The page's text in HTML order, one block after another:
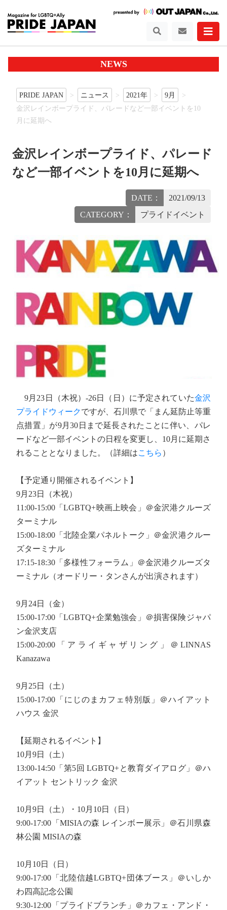
NEWS
PRIDE JAPAN ニュース 2021年
9月
金沢レインボープライド、パレードなど一部イベントを10
月に延期へ
金沢レインボープライド、パレード
など一部イベントを10月に延期へ
DATE：
2021/09/13
CATEGORY：
プライドイベント
9月23日（木祝）-26日（日）に予定されていた金沢
プライドウィークですが、石川県で「まん延防止等重
点措置」が9月30日まで延長されたことに伴い、パレ
ードなど一部イベントの日程を変更し、10月に延期さ
れることとなりました。（詳細はこちら ）
【予定通り開催されるイベント】
9月23日（木祝）
11:00-15:00「LGBTQ+映画上映会」＠金沢港クルーズ
ターミナル
15:00-18:00「北陸企業パネルトーク」＠金沢港クルー
ズターミナル
17:15-18:30「多様性フォーラム」＠金沢港クルーズタ
ーミナル（オードリー・タンさんが出演されます）
9月24日（金）
15:00-17:00「LGBTQ+企業勉強会」＠損害保険ジャパ
ン金沢支店
15:00-20:00「アライギャザリング」＠LINNAS
Kanazawa
9月25日（土）
15:00-17:00「にじのまカフェ特別版」＠ハイアット
ハウス 金沢
【延期されるイベント】
10月9日（土）
13:00-14:50「第5回 LGBTQ+と教育ダイアログ」＠ハ
イアット セントリック 金沢
10月9日（土）・10月10日（日）
9:00-17:00「MISIAの森 レインボー展示」＠石川県森
林公園 MISIAの森
10月10日（日）
9:00-17:00「北陸信越LGBTQ+団体ブース」＠いしか
わ四高記念公園
9:30-12:00「プライドブランチ」＠カフェ・アンド・